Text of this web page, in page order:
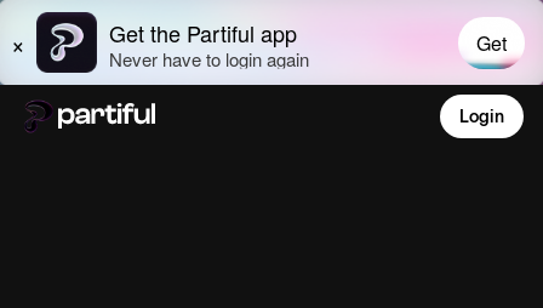
Login